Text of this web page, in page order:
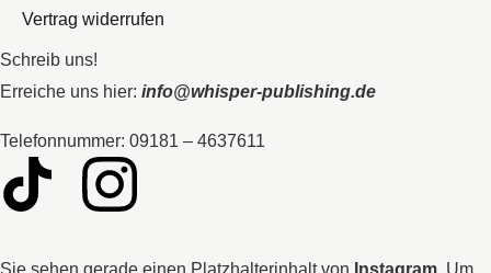
Vertrag widerrufen
Schreib uns!
Erreiche uns hier: info@whisper-publishing.de
Telefonnummer: 09181 – 4637611
Sie sehen gerade einen Platzhalterinhalt von Instagram . Um